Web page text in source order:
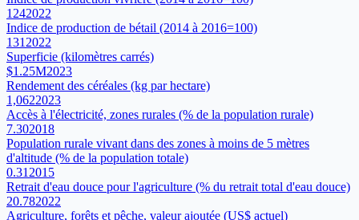
1242022
Indice de production de bétail (2014 à 2016=100)
131 2022
Superficie (kilomètres carrés)
$1.25M2023
Rendement des céréales (kg par hectare)
1,0622023
Accès à l'électricité, zones rurales (% de la population rurale)
7.302018
Population rurale vivant dans des zones à moins de 5 mètres
d'altitude (% de la population totale)
0.31 2015
Retrait d'eau douce pour l'agriculture (% du retrait total d'eau douce)
20.782022
Agriculture, forêts et pêche, valeur ajoutée (US$ actuel)